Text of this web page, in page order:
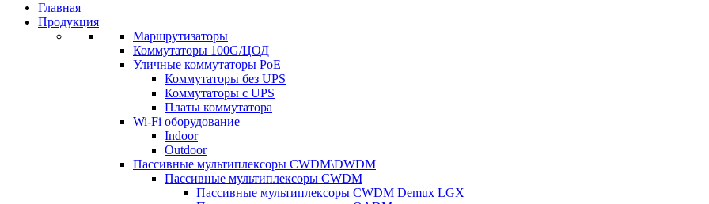
Главная
Продукция
Маршрутизаторы
Коммутаторы 100G/ЦОД
Уличные коммутаторы PoE
Коммутаторы без UPS
Коммутаторы с UPS
Платы коммутатора
Wi-Fi оборудование
Indoor
Outdoor
Пассивные мультиплексоры CWDM\DWDM
Пассивные мультиплексоры CWDM
Пассивные мультиплексоры CWDM Demux LGX